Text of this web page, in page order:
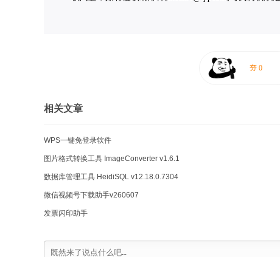
相关文章
WPS一键免登录软件
图片格式转换工具 ImageConverter v1.6.1
数据库管理工具 HeidiSQL v12.18.0.7304
微信视频号下载助手v260607
发票闪印助手